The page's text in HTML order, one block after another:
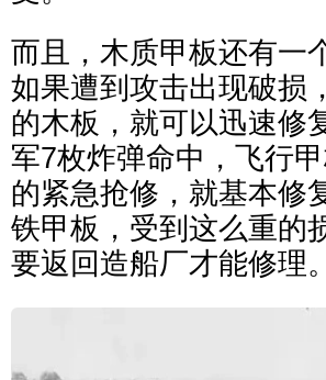
而且，木质甲板还有一
如果遭到攻击出现破损
的木板，就可以迅速修
军7枚炸弹命中，飞行
的紧急抢修，就基本修
铁甲板，受到这么重的
要返回造船厂才能修理。